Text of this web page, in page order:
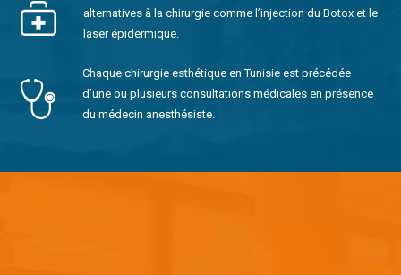
alternatives à la chirurgie comme l’injection du Botox et le
laser épidermique.
Chaque chirurgie esthétique en Tunisie est précédée
d’une ou plusieurs consultations médicales en présence
du médecin anesthésiste.